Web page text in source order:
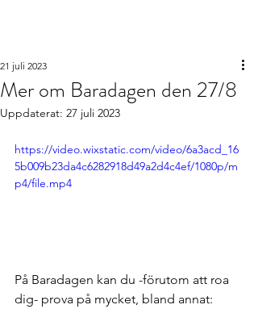
Mer om Baradagen den 27/8
21 juli 2023
Uppdaterat: 27 juli 2023
https://video.wixstatic.com/video/6a3acd_16
5b009b23da4c6282918d49a2d4c4ef/1080p/m
p4/file.mp4
På Baradagen kan du -förutom att roa
dig- prova på mycket, bland annat: